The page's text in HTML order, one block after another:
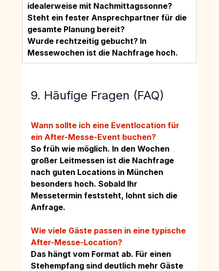
idealerweise mit Nachmittagssonne?
Steht ein fester Ansprechpartner für die
gesamte Planung bereit?
Wurde rechtzeitig gebucht? In
Messewochen ist die Nachfrage hoch.
9. Häufige Fragen (FAQ)
Wann sollte ich eine Eventlocation für
ein After-Messe-Event buchen?
So früh wie möglich. In den Wochen
großer Leitmessen ist die Nachfrage
nach guten Locations in München
besonders hoch. Sobald Ihr
Messetermin feststeht, lohnt sich die
Anfrage.
Wie viele Gäste passen in eine typische
After-Messe-Location?
Das hängt vom Format ab. Für einen
Stehempfang sind deutlich mehr Gäste